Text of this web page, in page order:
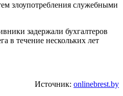
злоупотребления служебными
задержали бухгалтеров
в течение нескольких лет
Источник: onlinebrest.by